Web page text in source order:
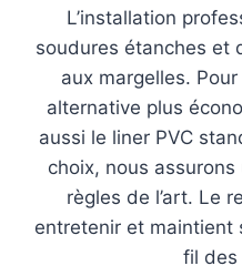
L’installation
soudures étanches et
aux margelles.
alternative plus
aussi le liner PVC
choix, nous
règles de l’art. Le
entretenir et maintient
fil des